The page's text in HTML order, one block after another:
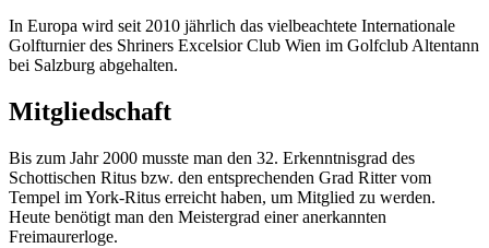
In Europa wird seit 2010 jährlich das vielbeachtete Internationale
Golfturnier des Shriners Excelsior Club Wien im Golfclub Altentann
bei Salzburg abgehalten.
Mitgliedschaft
Bis zum Jahr 2000 musste man den 32. Erkenntnisgrad des
Schottischen Ritus bzw. den entsprechenden Grad Ritter vom
Tempel im York-Ritus erreicht haben, um Mitglied zu werden.
Heute benötigt man den Meistergrad einer anerkannten
Freimaurerloge.